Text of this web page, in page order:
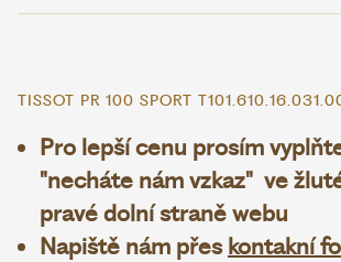
TISSOT PR 100 SPORT
Pro lepší cenu prosím
"necháte nám vzkaz" ve
pravé dolní straně webu
Napiště nám přes kontakní